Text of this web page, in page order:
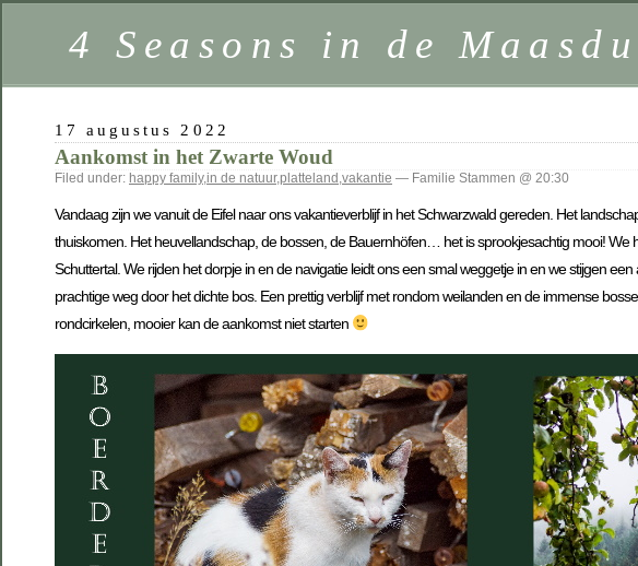
4 Seasons in de
17 augustus 2022
Aankomst in het Zwarte Woud
Filed under: happy family,in de natuur,platteland ,vakantie — Familie Stammen @ 20:30
Vandaag zijn we vanuit de Eifel naar ons vakantieverblijf in het Schwarzwald gereden. Het
thuiskomen. Het heuvellandschap, de bossen, de Bauernhöfen… het is sprookjesachtig mooi!
Schuttertal. We rijden het dorpje in en de navigatie leidt ons een smal weggetje in en we stijgen
prachtige weg door het dichte bos. Een prettig verblijf met rondom weilanden en de immense
rondcirkelen, mooier kan de aankomst niet starten